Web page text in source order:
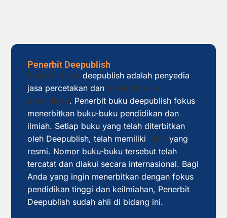
Penerbit Deepublish
Penerbit buku deepublish adalah penyedia
jasa percetakan dan penerbit buku
pendidikan. Penerbit buku deepublish fokus
menerbitkan buku-buku pendidikan dan
ilmiah. Setiap buku yang telah diterbitkan
oleh Deepublish, telah memiliki ISBN yang
resmi. Nomor buku-buku tersebut telah
tercatat dan diakui secara internasional. Bagi
Anda yang ingin menerbitkan dengan fokus
pendidikan tinggi dan keilmiahan, Penerbit
Deepublish sudah ahli di bidang ini.